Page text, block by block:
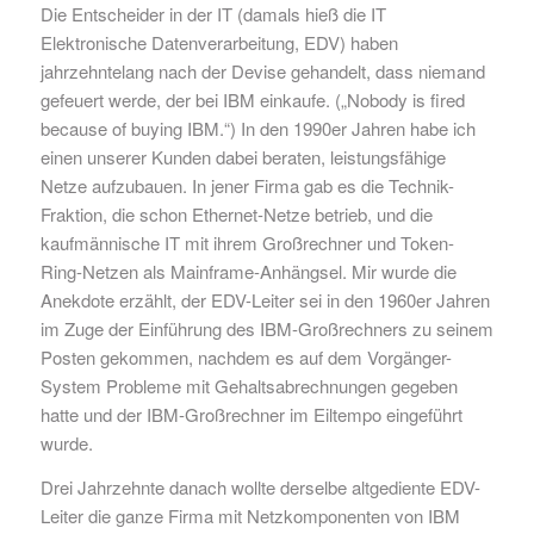
Die Entscheider in der IT (damals hieß die IT
Elektronische Datenverarbeitung, EDV) haben
jahrzehntelang nach der Devise gehandelt, dass niemand
gefeuert werde, der bei IBM einkaufe. („Nobody is fired
because of buying IBM.“) In den 1990er Jahren habe ich
einen unserer Kunden dabei beraten, leistungsfähige
Netze aufzubauen. In jener Firma gab es die Technik-
Fraktion, die schon Ethernet-Netze betrieb, und die
kaufmännische IT mit ihrem Großrechner und Token-
Ring-Netzen als Mainframe-Anhängsel. Mir wurde die
Anekdote erzählt, der EDV-Leiter sei in den 1960er Jahren
im Zuge der Einführung des IBM-Großrechners zu seinem
Posten gekommen, nachdem es auf dem Vorgänger-
System Probleme mit Gehaltsabrechnungen gegeben
hatte und der IBM-Großrechner im Eiltempo eingeführt
wurde.
Drei Jahrzehnte danach wollte derselbe altgediente EDV-
Leiter die ganze Firma mit Netzkomponenten von IBM